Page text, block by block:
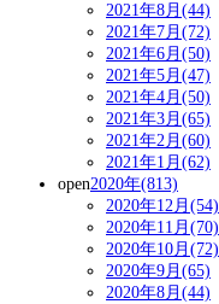
2021年8月(44)
2021年7月(72)
2021年6月(50)
2021年5月(47)
2021年4月(50)
2021年3月(65)
2021年2月(60)
2021年1月(62)
open2020年(813)
2020年12月(54)
2020年11月(70)
2020年10月(72)
2020年9月(65)
2020年8月(44)